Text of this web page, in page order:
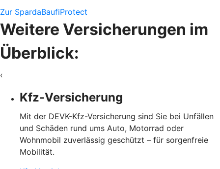
Zur SpardaBaufiProtect
Weitere Versicherungen im
Überblick:
‹
Kfz-Versicherung
Mit der DEVK-Kfz-Versicherung sind Sie bei Unfällen
und Schäden rund ums Auto, Motorrad oder
Wohnmobil zuverlässig geschützt – für sorgenfreie
Mobilität.